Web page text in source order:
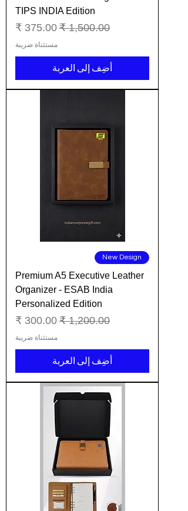
TIPS INDIA Edition
سعر عادي سعر البيع
مستثناة ضريبة
أضِف إلى العربة
New Design
Premium A5 Executive Leather
Organizer - ESAB India
Personalized Edition
سعر عادي سعر البيع
مستثناة ضريبة
أضِف إلى العربة